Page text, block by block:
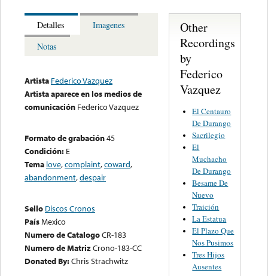
Detalles
Imagenes
Notas
Artista Federico Vazquez
Artista aparece en los medios de
comunicación Federico Vazquez
Formato de grabación45
Condición: E
Tema love,complaint,coward,
abandonment,despair
Sello Discos Cronos
PaísMexico
Numero de CatalogoCR-183
Numero de MatrizCrono-183-CC
Donated By:Chris Strachwitz
Other
Recordings
by
Federico
Vazquez
El Centauro
De Durango
Sacrilegio
El
Muchacho
De Durango
Besame De
Nuevo
Traición
La Estatua
El Plazo Que
Nos Pusimos
Tres Hijos
Ausentes